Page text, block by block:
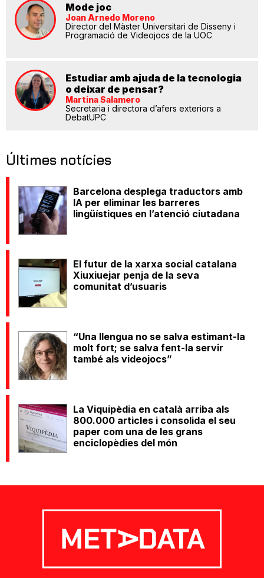
Mode joc
Joan Arnedo Moreno
Director del Màster Universitari de Disseny i
Programació de Videojocs de la UOC
Estudiar amb ajuda de la tecnologia
o deixar de pensar?
Martina Salamero
Secretaria i directora d’afers exteriors a
DebatUPC
Últimes notícies
Barcelona desplega traductors amb
IA per eliminar les barreres
lingüístiques en l’atenció ciutadana
El futur de la xarxa social catalana
Xiuxiuejar penja de la seva
comunitat d’usuaris
“Una llengua no se salva estimant-la
molt fort; se salva fent-la servir
també als videojocs”
La Viquipèdia en català arriba als
800.000 articles i consolida el seu
paper com una de les grans
enciclopèdies del món